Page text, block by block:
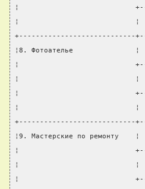
¦
¦                            ¦
+----------------------------
¦8. Фотоателье
¦
¦                            ¦
¦
¦                            ¦
+----------------------------
¦9. Мастерские по
¦
¦                            ¦
¦